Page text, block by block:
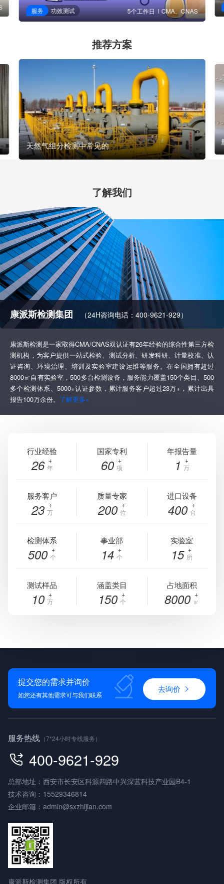
服务 功效测试 5个工作日 CMA、CNAS
推荐方案
天然气组分检测中常见的
了解我们
康派斯检测集团 （24H咨询电话：400-9621-929）
康派斯检测是一家取得CMA/CNAS双认证有26年经验的综合性第三方检
测机构，为客户提供一站式检验、测试分析、研发科研、计量校准、认
证咨询、环境治理、培训及实验室建设运维等服务。在全国拥有超过
8000㎡自有实验室，500多台检测设备，服务能力覆盖150个类目、500
多个检测体系、5000+认证参数，累计服务客户超过23万+，累计出具
报告100万余份。 了解更多»
行业经验
26 年
国家专利
60 项
年报告量
1 万
服务客户
23 万
质量专家
200 位
进口设备
400 台
检测体系
500 个
事业部
14 个
实验室
15 所
测试样品
10 万
涵盖类目
150 个
占地面积
8000 ㎡
提交您的需求并询价
如您还有其他需求可与我们联系
去询价
服务热线 （7*24小时专线服务）
400-9621-929
总部地址：西安市长安区科源四路中兴深蓝科技产业园B4-1
技术咨询： 15529346814
企业邮箱： admin@sxzhijian.com
康派斯检测集团 版权所有